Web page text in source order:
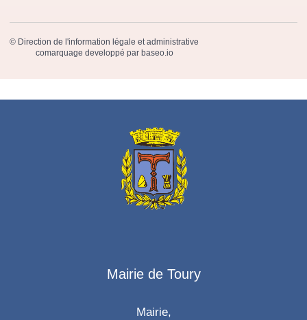
© Direction de l'information légale et administrative
comarquage developpé par baseo.io
Mairie de Toury
Mairie,